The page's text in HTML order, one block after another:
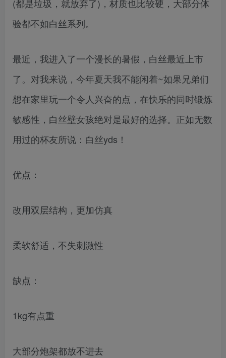
(都是垃圾，就放弃了)，材质也比较硬，大部分体
验都不如白丝系列。
最近，我进入了一个漫长的暑假，白丝最近上市
了。对我来说，今年夏天我不能闲着~如果兄弟们
想在家里玩一个令人兴奋的点，在快乐的同时锻炼
敏感性，白丝壁女孩绝对是最好的选择。正如无数
用过的杯友所说：白丝yds！
优点：
改用双层结构，更加仿真
柔软舒适，不失刺激性
缺点：
1kg有点重
大部分炮架都放不进去